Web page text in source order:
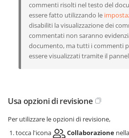
commenti risolti nel testo del
essere fatto utilizzando le
disabiliti la visualizzazione dei
commentati non saranno
documento, ma tutti i commenti
essere visualizzati tramite il
Usa opzioni di revisione
Per utilizzare le opzioni di revisione,
tocca l'icona
Collaborazione